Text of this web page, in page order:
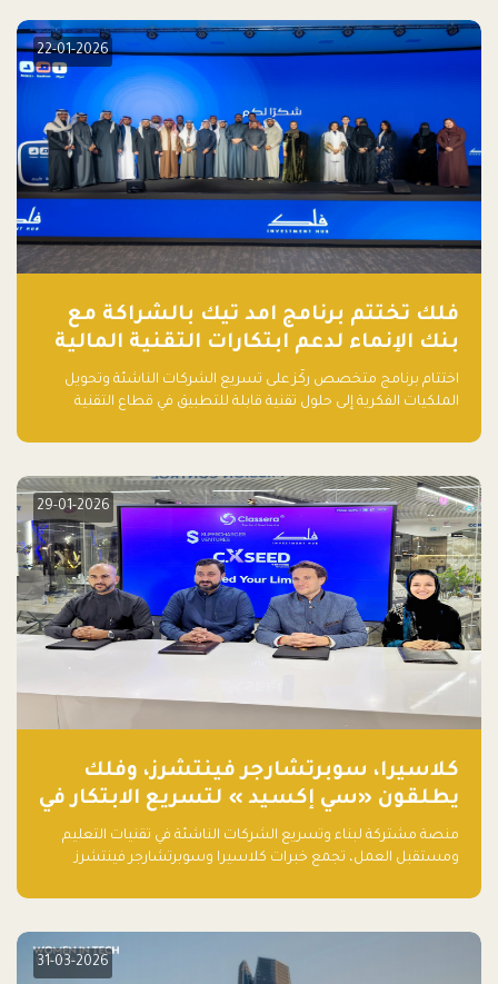
22-01-2026
فلك تختتم برنامج امد تيك بالشراكة مع
بنك الإنماء لدعم ابتكارات التقنية المالية
اختتام برنامج متخصص ركّز على تسريع الشركات الناشئة وتحويل
الملكيات الفكرية إلى حلول تقنية قابلة للتطبيق في قطاع التقنية
29-01-2026
كلاسيرا، سوبرتشارجر فينتشرز، وفلك
يطلقون «سي إكسيد » لتسريع الابتكار في
تقنيات التعليم ومستقبل العمل
منصة مشتركة لبناء وتسريع الشركات الناشئة في تقنيات التعليم
ومستقبل العمل، تجمع خبرات كلاسيرا وسوبرتشارجر فينتشرز
العالمية.
31-03-2026